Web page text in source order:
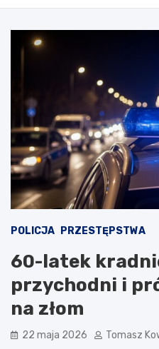
POLICJA PRZESTĘPSTWA
60-latek
przychodni i
na złom
22 maja 2026 Tomasz